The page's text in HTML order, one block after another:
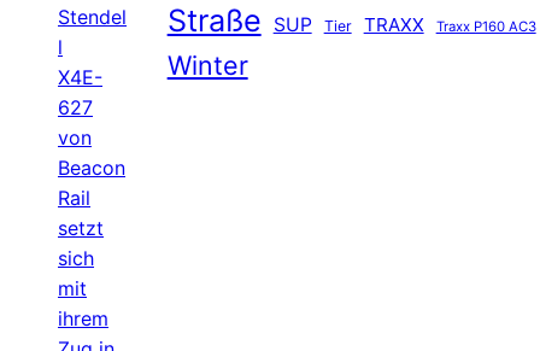
Stendel
l
X4E-
627
von
Beacon
Rail
setzt
sich
mit
ihrem
Straße SUP Tier TRAXX Traxx P160 AC3
Winter